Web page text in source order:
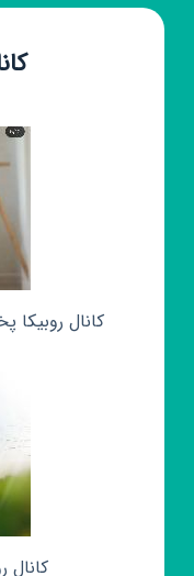
کانال روبیکا
کانال